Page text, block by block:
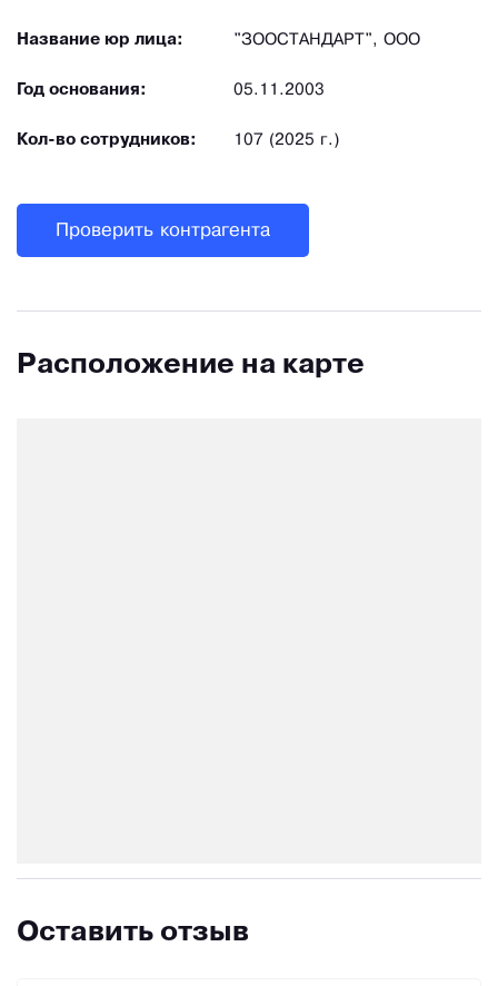
Название юр лица: "ЗООСТАНДАРТ", ООО
Год основания: 05.11.2003
Кол-во сотрудников: 107 (2025 г.)
Проверить контрагента
Расположение на карте
Оставить отзыв